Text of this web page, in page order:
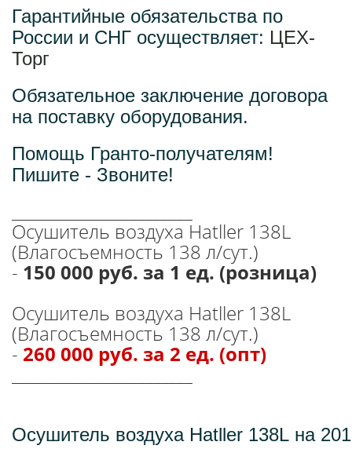
Гарантийные обязательства по
России и СНГ осуществляет: ЦЕХ-
Торг
Обязательное заключение договора
на поставку оборудования.
Помощь Гранто-получателям!
Пишите - Звоните!
Осушитель воздуха Hatller 138L
(Влагосъемность 138 л/сут.)
- 150 000 руб. за 1 ед. (розница)
Осушитель воздуха Hatller 138L
(Влагосъемность 138 л/сут.)
- 260 000 руб. за 2 ед. (опт)
_______________________
Осушитель воздуха Hatller 138L на